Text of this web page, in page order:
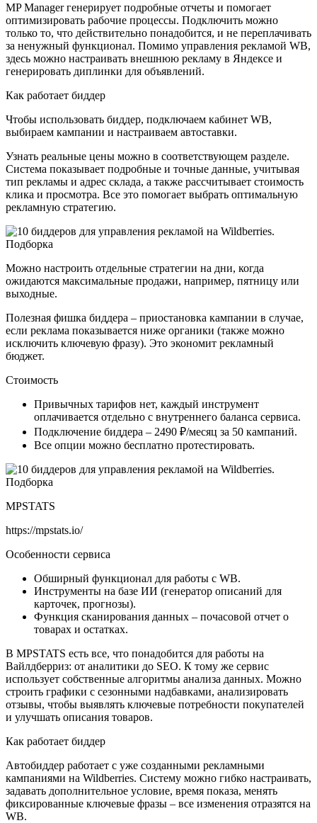
MP Manager генерирует подробные отчеты и помогает
оптимизировать рабочие процессы. Подключить можно
только то, что действительно понадобится, и не переплачивать
за ненужный функционал. Помимо управления рекламой WB,
здесь можно настраивать внешнюю рекламу в Яндексе и
генерировать диплинки для объявлений.
Как работает биддер
Чтобы использовать биддер, подключаем кабинет WB,
выбираем кампании и настраиваем автоставки.
Узнать реальные цены можно в соответствующем разделе.
Система показывает подробные и точные данные, учитывая
тип рекламы и адрес склада, а также рассчитывает стоимость
клика и просмотра. Все это помогает выбрать оптимальную
рекламную стратегию.
Можно настроить отдельные стратегии на дни, когда
ожидаются максимальные продажи, например, пятницу или
выходные.
Полезная фишка биддера – приостановка кампании в случае,
если реклама показывается ниже органики (также можно
исключить ключевую фразу). Это экономит рекламный
бюджет.
Стоимость
Привычных тарифов нет, каждый инструмент
оплачивается отдельно с внутреннего баланса сервиса.
Подключение биддера – 2490 ₽/месяц за 50 кампаний.
Все опции можно бесплатно протестировать.
MPSTATS
https://mpstats.io/
Особенности сервиса
Обширный функционал для работы с WB.
Инструменты на базе ИИ (генератор описаний для
карточек, прогнозы).
Функция сканирования данных – почасовой отчет о
товарах и остатках.
В MPSTATS есть все, что понадобится для работы на
Вайлдберриз: от аналитики до SEO. К тому же сервис
использует собственные алгоритмы анализа данных. Можно
строить графики с сезонными надбавками, анализировать
отзывы, чтобы выявлять ключевые потребности покупателей
и улучшать описания товаров.
Как работает биддер
Автобиддер работает с уже созданными рекламными
кампаниями на Wildberries. Систему можно гибко настраивать,
задавать дополнительное условие, время показа, менять
фиксированные ключевые фразы – все изменения отразятся на
WB.